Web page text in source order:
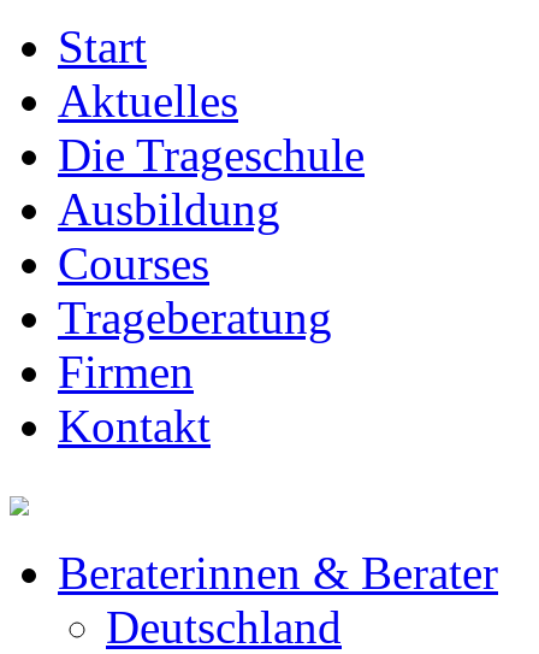
Start
Aktuelles
Die Trageschule
Ausbildung
Courses
Trageberatung
Firmen
Kontakt
Beraterinnen & Berater
Deutschland